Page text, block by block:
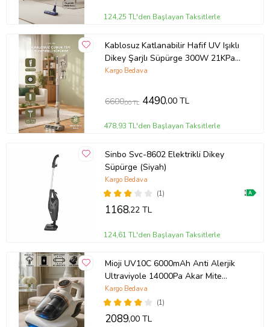
*Günlük temizlikte idealdir
*Küçük iplikler, hafif tüyler ve kırıntılar için zahmetsiz kullanım
sağlar
*Evcil hayvan bulunan evler için idealdir; kedi, köpek tüylerini toplar
*Toz torbası çok kolay temizlenir
*Taşıma kolaylığı ile her an elinizin altındadır
*Avrupa CE kalite onayı
Ürün Kodu:kcm9050002
124,25 TL'den Başlayan Taksitlerle
Kablosuz Katlanabilir Hafif UV Işıklı
Dikey Şarjlı Süpürge 300W 21KPa
Torima CSVC-100 Beyaz
Kargo Bedava
6600,00 TL 4490,00 TL
478,93 TL'den Başlayan Taksitlerle
Sinbo Svc-8602 Elektrikli Dikey
Süpürge (Siyah)
(1)
Kargo Bedava
1168,22 TL
124,61 TL'den Başlayan Taksitlerle
Mioji UV10C 6000mAh Anti Alerjik
Ultraviyole 14000Pa Akar Mite
Temizleyici Kablosuz Şarjlı Süpürge
(Beyaz)
(1)
Kargo Bedava
2089,00 TL